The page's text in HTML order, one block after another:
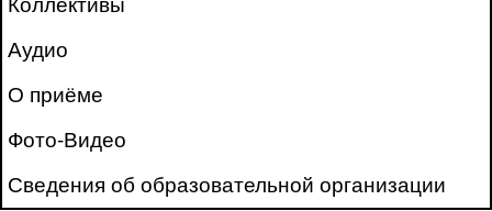
Аудио
О приёме
Фото-Видео
Сведения об образовательной организации